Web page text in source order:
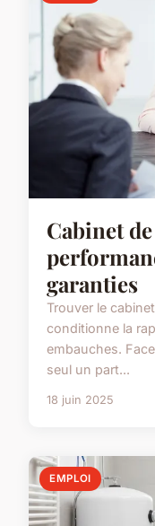
Cabinet
garanties
Trouver le
conditionne la
embauches.
seul un part...
18 juin 2025
EMPLOI